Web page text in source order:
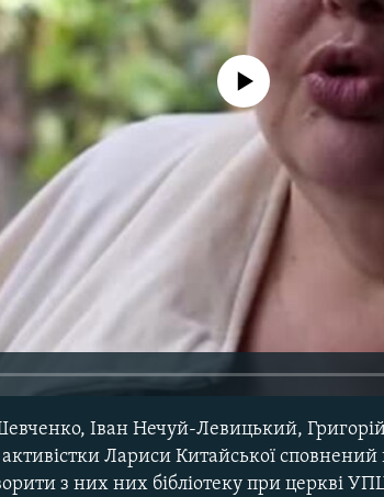
No media source currently
Іван Нечуй-Левицький,
Лариси Китайської сповнений
з них них бібліотеку при церкві